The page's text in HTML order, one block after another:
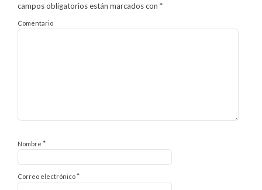
campos obligatorios están marcados con *
Comentario
Nombre *
Correo electrónico*